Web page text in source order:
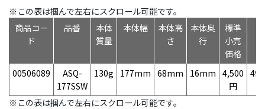
※この表は掴んで左右にスクロール可能です。
商品コー
ド
品番
本体
質量
本体幅
本体高
さ
本体奥
行
標準
小売
価格
00506089
ASQ-
177SSW
130g 177mm 68mm 16mm 4,500
円
※この表は掴んで左右にスクロール可能です。